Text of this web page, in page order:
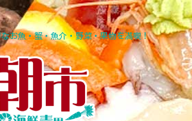
お魚・蟹・魚介・野菜・果物を満喫！